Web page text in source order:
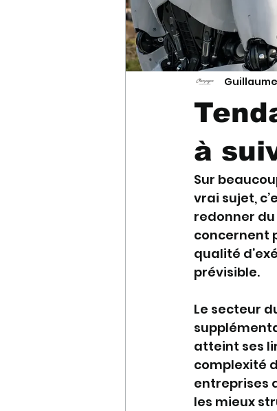
à
Sur
vrai sujet,
redonner
concernent
qualité
prévisible.
Le secteur
atteint ses
complexité
entreprises
les mieux